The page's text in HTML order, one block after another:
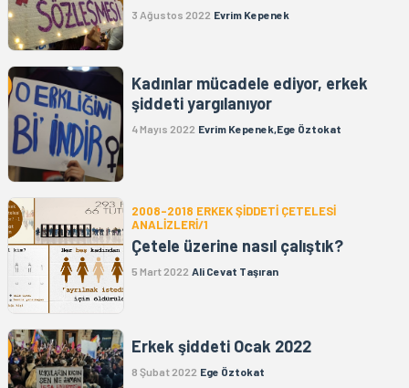
3 Ağustos 2022 Evrim Kepenek
Kadınlar mücadele ediyor, erkek
şiddeti yargılanıyor
4 Mayıs 2022 Evrim Kepenek,Ege Öztokat
2008-2018 ERKEK ŞİDDETİ ÇETELESİ
ANALİZLERİ/1
Çetele üzerine nasıl çalıştık?
5 Mart 2022 Ali Cevat Taşıran
Erkek şiddeti Ocak 2022
8 Şubat 2022 Ege Öztokat